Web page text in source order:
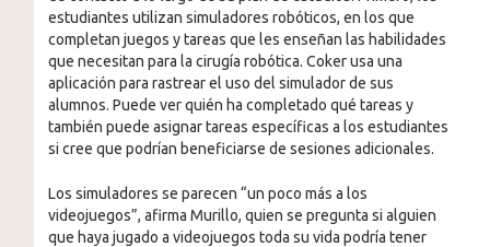
estudiantes utilizan simuladores robóticos, en los que
completan juegos y tareas que les enseñan las habilidades
que necesitan para la cirugía robótica. Coker usa una
aplicación para rastrear el uso del simulador de sus
alumnos. Puede ver quién ha completado qué tareas y
también puede asignar tareas específicas a los estudiantes
si cree que podrían beneficiarse de sesiones adicionales.
Los simuladores se parecen “un poco más a los
videojuegos”, afirma Murillo, quien se pregunta si alguien
que haya jugado a videojuegos toda su vida podría tener